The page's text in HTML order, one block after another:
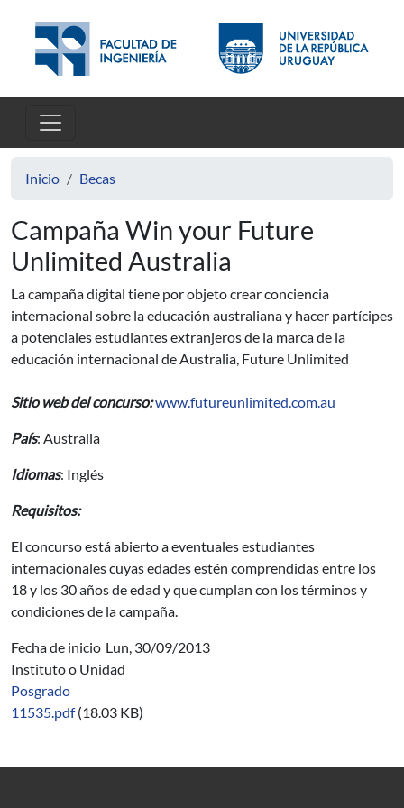
Inicio Becas
Campaña Win your Future
Unlimited Australia
La campaña digital tiene por objeto crear conciencia
internacional sobre la educación australiana y hacer partícipes
a potenciales estudiantes extranjeros de la marca de la
educación internacional de Australia, Future Unlimited
Sitio web del concurso:www.futureunlimited.com.au
País: Australia
Idiomas: Inglés
Requisitos:
El concurso está abierto a eventuales estudiantes
internacionales cuyas edades estén comprendidas entre los
18 y los 30 años de edad y que cumplan con los términos y
condiciones de la campaña.
Fecha de inicio Lun, 30/09/2013
Instituto o Unidad
Posgrado
11535.pdf (18.03 KB)